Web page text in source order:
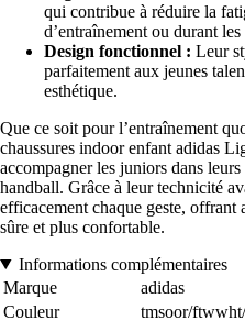
qui contribue à réduire la
d’entraînement ou durant les
Design fonctionnel : Leur
parfaitement aux jeunes
esthétique.
Que ce soit pour l’entraînement
chaussures indoor enfant adidas
accompagner les juniors dans
handball. Grâce à leur technicité
efficacement chaque geste, offrant
sûre et plus confortable.
Informations complémentaires
Marque
adidas
Couleur
tmsoor/